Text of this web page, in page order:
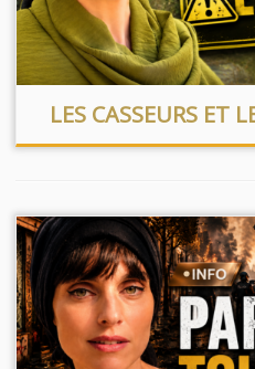
LES CASSEURS ET